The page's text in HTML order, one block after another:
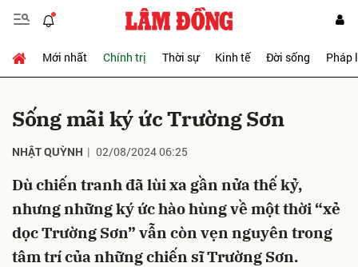
Mới nhất Chính trị Thời sự Kinh tế Đời sống Pháp
Sống mãi ký ức Trường Sơn
NHẬT QUỲNH 02/08/2024 06:25
Dù chiến tranh đã lùi xa gần nửa thế kỷ,
nhưng những ký ức hào hùng về một thời “xẻ
dọc Trường Sơn” vẫn còn vẹn nguyên trong
tâm trí của những chiến sĩ Trường Sơn.
Gửi bình luận
Hủy Gửi